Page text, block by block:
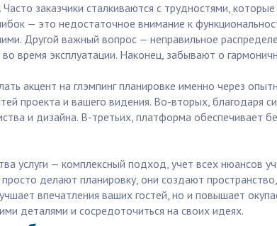
Часто заказчики сталкиваются с трудностями,
— это недостаточное внимание к
Другой важный вопрос — неправильное
время эксплуатации. Наконец, забывают о
акцент на глэмпинг планировке именно через
проекта и вашего видения. Во-вторых, благодаря
и дизайна. В-третьих, платформа
услуги — комплексный подход, учет всех нюансов
делают планировку, они создают
впечатления ваших гостей, но и повышает
деталями и сосредоточиться на своих идеях.